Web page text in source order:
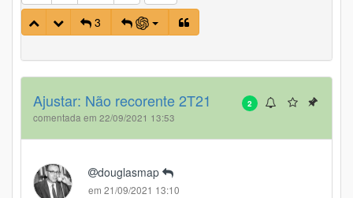
3
2
Ajustar: Não recorente 2T21
comentada em 22/09/2021 13:53
douglasmap
em 21/09/2021 13:10